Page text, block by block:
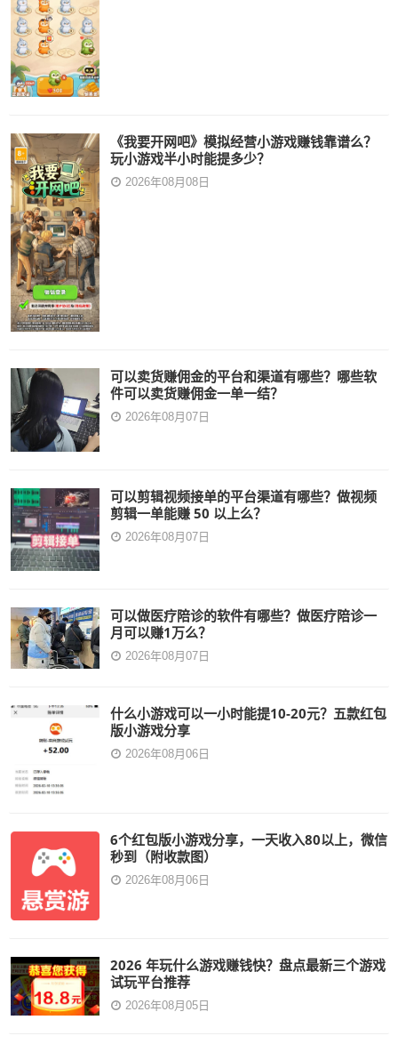
《我要开网吧》模拟经营小游戏赚钱靠谱么？
玩小游戏半小时能提多少？
2026年08月08日
可以卖货赚佣金的平台和渠道有哪些？哪些软
件可以卖货赚佣金一单一结？
2026年08月07日
可以剪辑视频接单的平台渠道有哪些？做视频
剪辑一单能赚 50 以上么？
2026年08月07日
可以做医疗陪诊的软件有哪些？做医疗陪诊一
月可以赚1万么？
2026年08月07日
什么小游戏可以一小时能提10-20元？五款红包
版小游戏分享
2026年08月06日
6个红包版小游戏分享，一天收入80以上，微信
秒到（附收款图）
2026年08月06日
2026 年玩什么游戏赚钱快？盘点最新三个游戏
试玩平台推荐
2026年08月05日